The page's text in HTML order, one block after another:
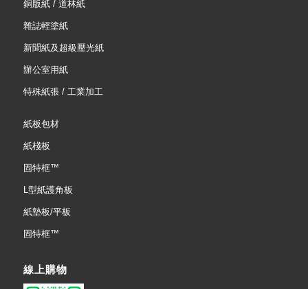
銅版紙 / 道林紙
雜誌輕塗紙
新聞紙及超級壓光紙
辦公室用紙
特殊紙張 / 工業加工
紙板包材
紙棧板
固特框™
L型紙護角板
紙墊板/平板
固特框™
線上購物